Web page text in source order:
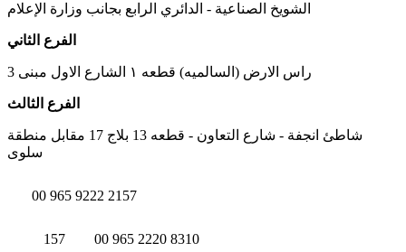
الشويخ الصناعية - الدائري الرابع بجانب وزارة الإعلام
الفرع الثاني
راس الارض (السالميه) قطعه ١ الشارع الاول مبنى 3
الفرع الثالث
شاطئ انجفة - شارع التعاون - قطعه 13 بلاج 17 مقابل منطقة
سلوى
00 965 9222 2157
157 00 965 2220 8310